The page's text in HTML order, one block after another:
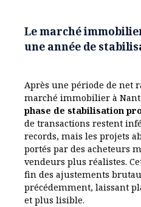
Le marché
une année de
Après une période de net
marché immobilier à
phase de stabilisation
de transactions restent
records, mais les projets
portés par des acheteurs
vendeurs plus réalistes.
fin des ajustements
précédemment, laissant
et plus lisible.